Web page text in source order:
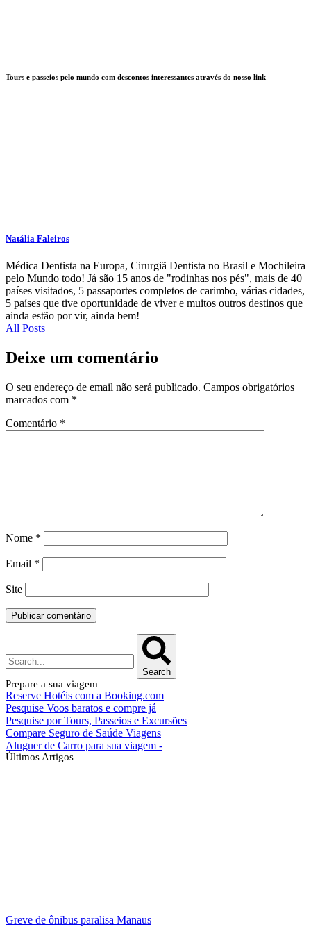
Tours e passeios pelo mundo com descontos interessantes através do nosso link
Natália Faleiros
Médica Dentista na Europa, Cirurgiã Dentista no Brasil e Mochileira
pelo Mundo todo! Já são 15 anos de "rodinhas nos pés", mais de 40
países visitados, 5 passaportes completos de carimbo, várias cidades,
5 países que tive oportunidade de viver e muitos outros destinos que
ainda estão por vir, ainda bem!
All Posts
Deixe um comentário
O seu endereço de email não será publicado. Campos obrigatórios
marcados com *
Comentário *
Nome *
Email *
Site
Search
Prepare a sua viagem
Reserve Hotéis com a Booking.com
Pesquise Voos baratos e compre já
Pesquise por Tours, Passeios e Excursões
Compare Seguro de Saúde Viagens
Aluguer de Carro para sua viagem -
Últimos Artigos
Greve de ônibus paralisa Manaus